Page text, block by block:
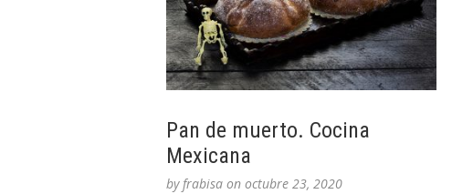
Pan de muerto. Cocina
Mexicana
byfrabisa on octubre 23, 2020